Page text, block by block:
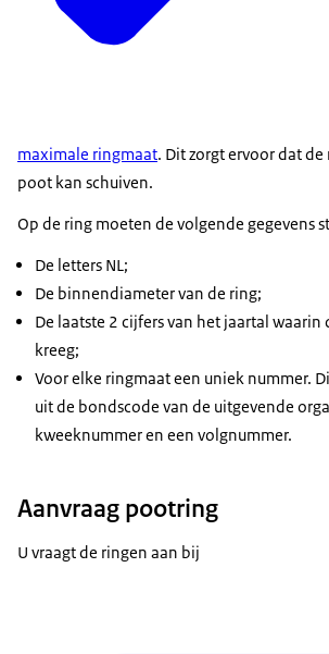
maximale ringmaat. Dit zorgt ervoor dat
poot kan schuiven.
Op de ring moeten de volgende gegevens
De letters NL;
De binnendiameter van de ring;
De laatste 2 cijfers van het jaartal waarin
kreeg;
Voor elke ringmaat een uniek nummer.
uit de bondscode van de uitgevende
kweeknummer en een volgnummer.
Aanvraag pootring
U vraagt de ringen aan bij